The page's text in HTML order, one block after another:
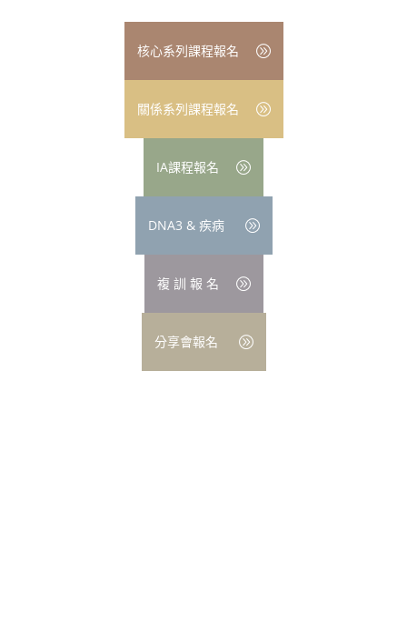
核心系列課程報名
關係系列課程報名
IA課程報名
DNA3 & 疾病
複 訓 報 名
分享會報名